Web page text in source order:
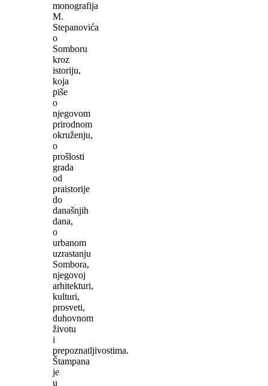
monografija
M.
Stepanovića
o
Somboru
kroz
istoriju,
koja
piše
o
njegovom
prirodnom
okruženju,
o
prošlosti
grada
od
praistorije
do
današnjih
dana,
o
urbanom
uzrastanju
Sombora,
njegovoj
arhitekturi,
kulturi,
prosveti,
duhovnom
životu
i
prepoznatljivostima.
Štampana
je
u